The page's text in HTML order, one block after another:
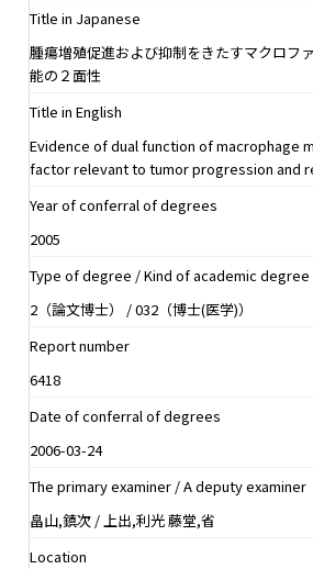
Title in Japanese
腫瘍増殖促進および抑制をきたすマクロフ
能の２面性
Title in English
Evidence of dual function of macrophage
factor relevant to tumor progression and
Year of conferral of degrees
2005
Type of degree / Kind of academic degree
2（論文博士） / 032（博士(医学)）
Report number
6418
Date of conferral of degrees
2006-03-24
The primary examiner / A deputy examiner
畠山,鎮次 / 上出,利光 藤堂,省
Location